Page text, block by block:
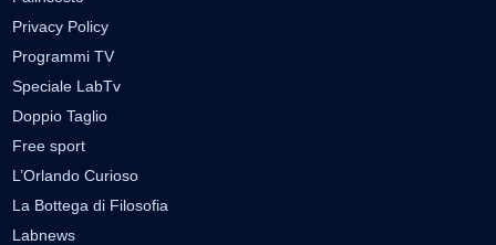
Privacy Policy
Programmi TV
Speciale LabTv
Doppio Taglio
Free sport
L’Orlando Curioso
La Bottega di Filosofia
Labnews